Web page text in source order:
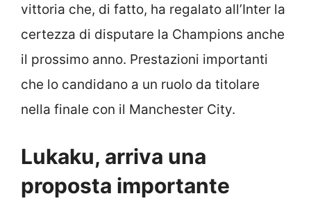
vittoria che, di fatto, ha regalato all’Inter la
certezza di disputare la Champions anche
il prossimo anno. Prestazioni importanti
che lo candidano a un ruolo da titolare
nella finale con il Manchester City.
Lukaku, arriva una
proposta importante